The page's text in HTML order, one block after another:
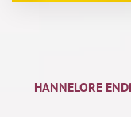
HANNELORE